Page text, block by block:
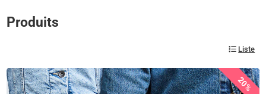
Produits
Liste
20%